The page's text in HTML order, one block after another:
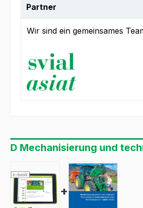
Partner
Wir sind ein gemeinsames
D Mechanisierung und
+